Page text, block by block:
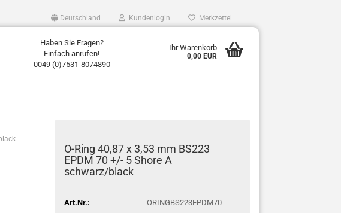
Deutschland Kundenlogin Merkzettel
Haben Sie Fragen?
Einfach anrufen!
0049 (0)7531-8074890
Ihr Warenkorb
0,00 EUR
O-Ring 40,87 x 3,53 mm BS223
EPDM 70 +/- 5 Shore A
schwarz/black
Art.Nr.:
ORINGBS223EPDM70